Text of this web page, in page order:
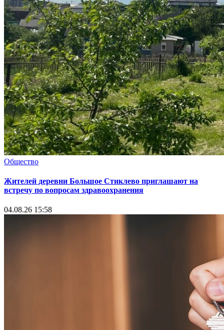
Общество
Жителей деревни Большое Стиклево приглашают на
встречу по вопросам здравоохранения
04.08.26 15:58